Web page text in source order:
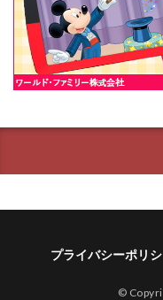
プライバシーポリ
©